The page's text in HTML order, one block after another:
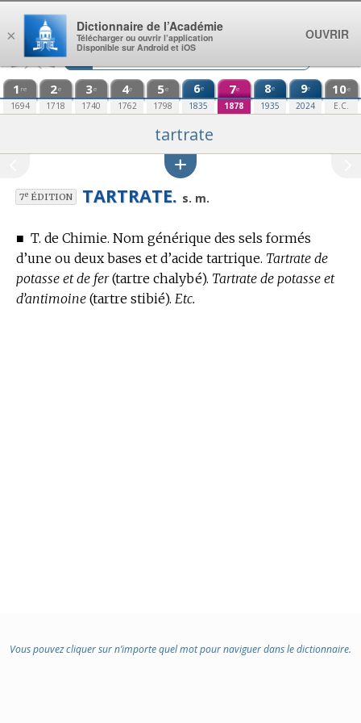
Aller au contenu
1 re
1694
2e
1718
3e
1740
4e
1762
5e
1798
6e
1835
7e
1878
8e
1935
9e
2024
10e
E.C.
tartrate
7eÉDITION TARTRATE. s. m.
■ T. de Chimie. Nom générique des sels formés
d’une ou deux bases et d’acide tartrique. Tartrate de
potasse et de fer(tartre chalybé). Tartrate de potasse et
d’antimoine (tartre stibié). Etc.
Vous pouvez cliquer sur n’importe quel mot pour naviguer dans le dictionnaire.
×
Dictionnaire de l’Académie
Télécharger ou ouvrir l’application
Disponible sur Android et iOS
OUVRIR